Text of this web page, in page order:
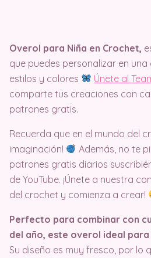
Overol para Niña en Crochet,
que puedes personalizar en
estilos y colores
Únete al
comparte tus creaciones con
patrones gratis.
Recuerda que en el mundo del
imaginación!
Además, no te
patrones gratis diarios
de YouTube. ¡Únete a nuestra
del crochet y comienza a crear!
Perfecto para combinar con
del año, este overol ideal
Su diseño es muy fresco, por lo